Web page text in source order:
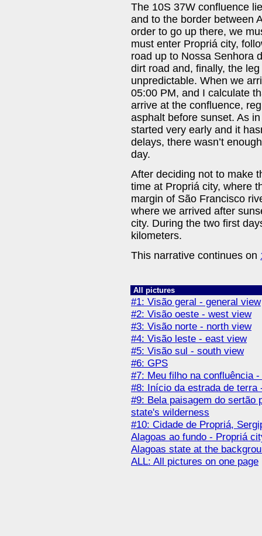
The 10S 37W confluence
and to the border between
order to go up there, we
must enter Propriá city,
road up to Nossa Senhora
dirt road and, finally, the
unpredictable. When we
05:00 PM, and I calculate
arrive at the confluence,
asphalt before sunset. As
started very early and it
delays, there wasn’t
day.
After deciding not to make
time at Propriá city, where
margin of São Francisco
where we arrived after
city. During the two first
kilometers.
This narrative continues on
All pictures
#1: Visão geral - general view
#2: Visão oeste - west view
#3: Visão norte - north view
#4: Visão leste - east view
#5: Visão sul - south view
#6: GPS
#7: Meu filho na confluência
#8: Início da estrada de terra
#9: Bela paisagem do sertão
state's wilderness
#10: Cidade de Propriá,
Alagoas ao fundo - Propriá
Alagoas state at the
ALL: All pictures on one page